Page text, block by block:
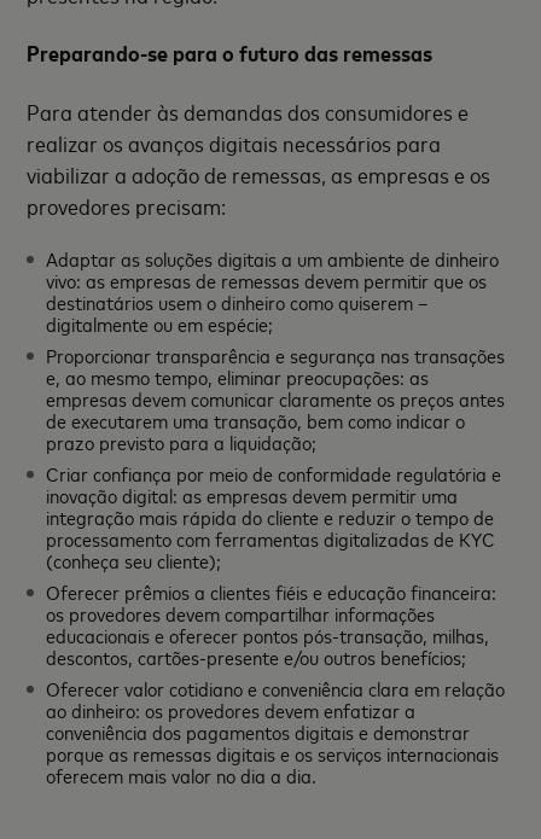
Preparando-se para o futuro das remessas
Para atender às demandas dos consumidores e
realizar os avanços digitais necessários para
viabilizar a adoção de remessas, as empresas e os
provedores precisam:
Adaptar as soluções digitais a um ambiente de dinheiro
vivo: as empresas de remessas devem permitir que os
destinatários usem o dinheiro como quiserem –
digitalmente ou em espécie;
Proporcionar transparência e segurança nas transações
e, ao mesmo tempo, eliminar preocupações: as
empresas devem comunicar claramente os preços antes
de executarem uma transação, bem como indicar o
prazo previsto para a liquidação;
Criar confiança por meio de conformidade regulatória e
inovação digital: as empresas devem permitir uma
integração mais rápida do cliente e reduzir o tempo de
processamento com ferramentas digitalizadas de KYC
(conheça seu cliente);
Oferecer prêmios a clientes fiéis e educação financeira:
os provedores devem compartilhar informações
educacionais e oferecer pontos pós-transação, milhas,
descontos, cartões-presente e/ou outros benefícios;
Oferecer valor cotidiano e conveniência clara em relação
ao dinheiro: os provedores devem enfatizar a
conveniência dos pagamentos digitais e demonstrar
porque as remessas digitais e os serviços internacionais
oferecem mais valor no dia a dia.